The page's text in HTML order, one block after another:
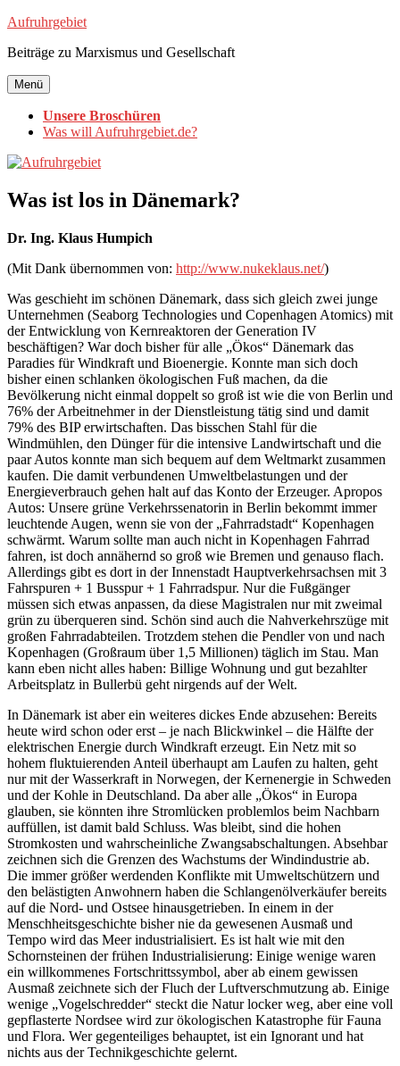
Zum
springen
Aufruhrgebiet
Beiträge zu Marxismus und Gesellschaft
Menü
Unsere Broschüren
Was will Aufruhrgebiet.de?
Was ist los in Dänemark?
Dr. Ing. Klaus Humpich
(Mit Dank übernommen von: http://www.nukeklaus.net/)
Was geschieht im schönen Dänemark, dass sich gleich zwei junge
Unternehmen (Seaborg Technologies und Copenhagen Atomics) mit
der Entwicklung von Kernreaktoren der Generation IV
beschäftigen? War doch bisher für alle „Ökos“ Dänemark das
Paradies für Windkraft und Bioenergie. Konnte man sich doch
bisher einen schlanken ökologischen Fuß machen, da die
Bevölkerung nicht einmal doppelt so groß ist wie die von Berlin und
76% der Arbeitnehmer in der Dienstleistung tätig sind und damit
79% des BIP erwirtschaften. Das bisschen Stahl für die
Windmühlen, den Dünger für die intensive Landwirtschaft und die
paar Autos konnte man sich bequem auf dem Weltmarkt zusammen
kaufen. Die damit verbundenen Umweltbelastungen und der
Energieverbrauch gehen halt auf das Konto der Erzeuger. Apropos
Autos: Unsere grüne Verkehrssenatorin in Berlin bekommt immer
leuchtende Augen, wenn sie von der „Fahrradstadt“ Kopenhagen
schwärmt. Warum sollte man auch nicht in Kopenhagen Fahrrad
fahren, ist doch annähernd so groß wie Bremen und genauso flach.
Allerdings gibt es dort in der Innenstadt Hauptverkehrsachsen mit 3
Fahrspuren + 1 Busspur + 1 Fahrradspur. Nur die Fußgänger
müssen sich etwas anpassen, da diese Magistralen nur mit zweimal
grün zu überqueren sind. Schön sind auch die Nahverkehrszüge mit
großen Fahrradabteilen. Trotzdem stehen die Pendler von und nach
Kopenhagen (Großraum über 1,5 Millionen) täglich im Stau. Man
kann eben nicht alles haben: Billige Wohnung und gut bezahlter
Arbeitsplatz in Bullerbü geht nirgends auf der Welt.
In Dänemark ist aber ein weiteres dickes Ende abzusehen: Bereits
heute wird schon oder erst – je nach Blickwinkel – die Hälfte der
elektrischen Energie durch Windkraft erzeugt. Ein Netz mit so
hohem fluktuierenden Anteil überhaupt am Laufen zu halten, geht
nur mit der Wasserkraft in Norwegen, der Kernenergie in Schweden
und der Kohle in Deutschland. Da aber alle „Ökos“ in Europa
glauben, sie könnten ihre Stromlücken problemlos beim Nachbarn
auffüllen, ist damit bald Schluss. Was bleibt, sind die hohen
Stromkosten und wahrscheinliche Zwangsabschaltungen. Absehbar
zeichnen sich die Grenzen des Wachstums der Windindustrie ab.
Die immer größer werdenden Konflikte mit Umweltschützern und
den belästigten Anwohnern haben die Schlangenölverkäufer bereits
auf die Nord- und Ostsee hinausgetrieben. In einem in der
Menschheitsgeschichte bisher nie da gewesenen Ausmaß und
Tempo wird das Meer industrialisiert. Es ist halt wie mit den
Schornsteinen der frühen Industrialisierung: Einige wenige waren
ein willkommenes Fortschrittssymbol, aber ab einem gewissen
Ausmaß zeichnete sich der Fluch der Luftverschmutzung ab. Einige
wenige „Vogelschredder“ steckt die Natur locker weg, aber eine voll
gepflasterte Nordsee wird zur ökologischen Katastrophe für Fauna
und Flora. Wer gegenteiliges behauptet, ist ein Ignorant und hat
nichts aus der Technikgeschichte gelernt.